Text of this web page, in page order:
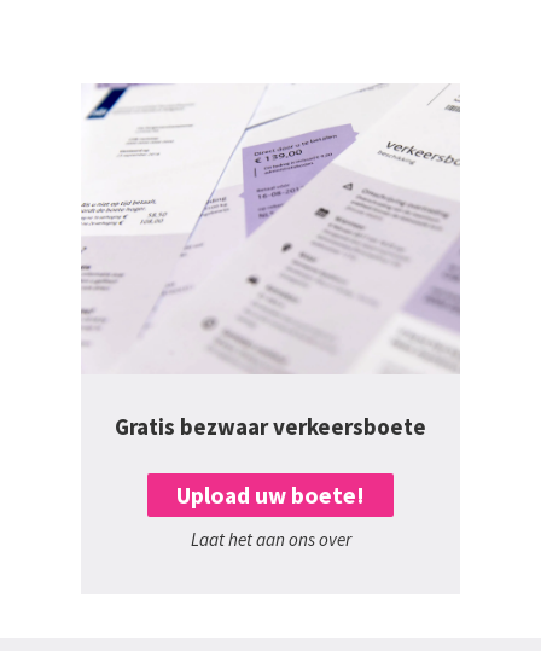
Gratis bezwaar verkeersboete
Upload uw boete!
Laat het aan ons over